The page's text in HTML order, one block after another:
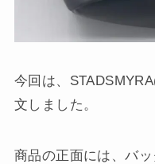
今回は、
文しました。
商品の正面には、バ